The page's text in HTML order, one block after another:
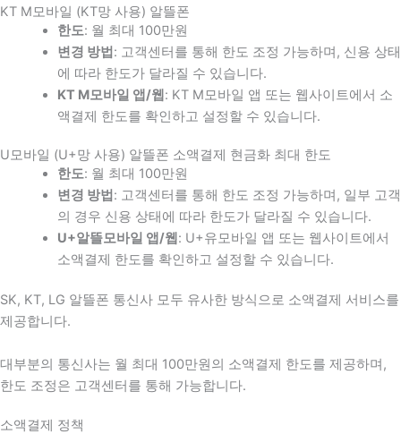
KT M모바일 (KT망 사용) 알뜰폰
한도: 월 최대 100만원
변경 방법 : 고객센터를 통해 한도 조정 가능하며, 신용 상태
에 따라 한도가 달라질 수 있습니다.
KT M모바일 앱/웹 : KT M모바일 앱 또는 웹사이트에서 소
액결제 한도를 확인하고 설정할 수 있습니다.
U모바일 (U+망 사용) 알뜰폰 소액결제 현금화 최대 한도
한도: 월 최대 100만원
변경 방법 : 고객센터를 통해 한도 조정 가능하며, 일부 고객
의 경우 신용 상태에 따라 한도가 달라질 수 있습니다.
U+알뜰모바일 앱/웹 : U+유모바일 앱 또는 웹사이트에서
소액결제 한도를 확인하고 설정할 수 있습니다.
SK, KT, LG 알뜰폰 통신사 모두 유사한 방식으로 소액결제 서비스를
제공합니다.
대부분의 통신사는 월 최대 100만원의 소액결제 한도를 제공하며,
한도 조정은 고객센터를 통해 가능합니다.
소액결제 정책